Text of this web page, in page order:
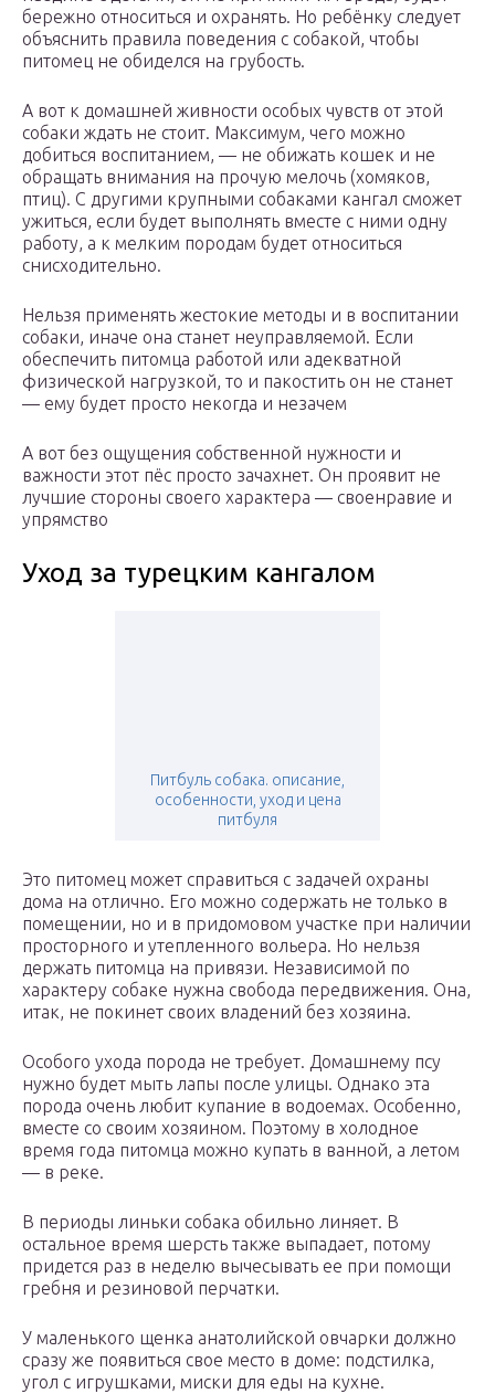
бережно относиться и охранять. Но ребёнку следует
объяснить правила поведения с собакой, чтобы
питомец не обиделся на грубость.
А вот к домашней живности особых чувств от этой
собаки ждать не стоит. Максимум, чего можно
добиться воспитанием, — не обижать кошек и не
обращать внимания на прочую мелочь (хомяков,
птиц). С другими крупными собаками кангал сможет
ужиться, если будет выполнять вместе с ними одну
работу, а к мелким породам будет относиться
снисходительно.
Нельзя применять жестокие методы и в воспитании
собаки, иначе она станет неуправляемой. Если
обеспечить питомца работой или адекватной
физической нагрузкой, то и пакостить он не станет
— ему будет просто некогда и незачем
А вот без ощущения собственной нужности и
важности этот пёс просто зачахнет. Он проявит не
лучшие стороны своего характера — своенравие и
упрямство
Уход за турецким кангалом
Питбуль собака. описание,
особенности, уход и цена
питбуля
Это питомец может справиться с задачей охраны
дома на отлично. Его можно содержать не только в
помещении, но и в придомовом участке при наличии
просторного и утепленного вольера. Но нельзя
держать питомца на привязи. Независимой по
характеру собаке нужна свобода передвижения. Она,
итак, не покинет своих владений без хозяина.
Особого ухода порода не требует. Домашнему псу
нужно будет мыть лапы после улицы. Однако эта
порода очень любит купание в водоемах. Особенно,
вместе со своим хозяином. Поэтому в холодное
время года питомца можно купать в ванной, а летом
— в реке.
В периоды линьки собака обильно линяет. В
остальное время шерсть также выпадает, потому
придется раз в неделю вычесывать ее при помощи
гребня и резиновой перчатки.
У маленького щенка анатолийской овчарки должно
сразу же появиться свое место в доме: подстилка,
угол с игрушками, миски для еды на кухне.